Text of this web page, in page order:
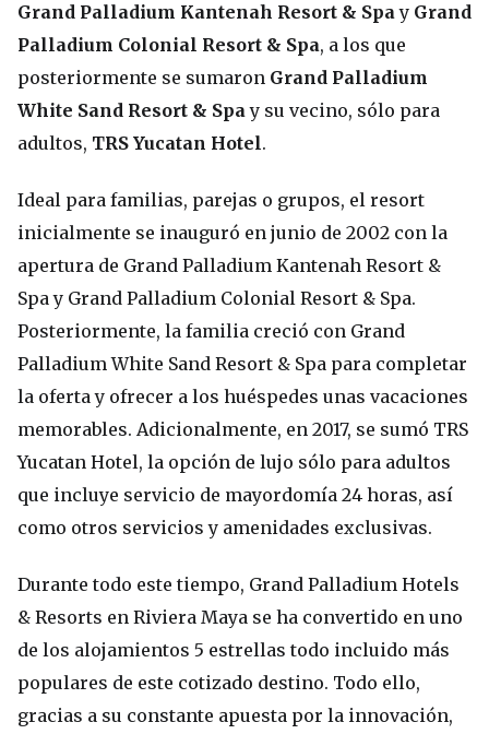
Grand Palladium Kantenah Resort & Spa y Grand
Palladium Colonial Resort & Spa, a los que
posteriormente se sumaron Grand Palladium
White Sand Resort & Spay su vecino, sólo para
adultos, TRS Yucatan Hotel.
Ideal para familias, parejas o grupos, el resort
inicialmente se inauguró en junio de 2002 con la
apertura de Grand Palladium Kantenah Resort &
Spa y Grand Palladium Colonial Resort & Spa.
Posteriormente, la familia creció con Grand
Palladium White Sand Resort & Spa para completar
la oferta y ofrecer a los huéspedes unas vacaciones
memorables. Adicionalmente, en 2017, se sumó TRS
Yucatan Hotel, la opción de lujo sólo para adultos
que incluye servicio de mayordomía 24 horas, así
como otros servicios y amenidades exclusivas.
Durante todo este tiempo, Grand Palladium Hotels
& Resorts en Riviera Maya se ha convertido en uno
de los alojamientos 5 estrellas todo incluido más
populares de este cotizado destino. Todo ello,
gracias a su constante apuesta por la innovación,